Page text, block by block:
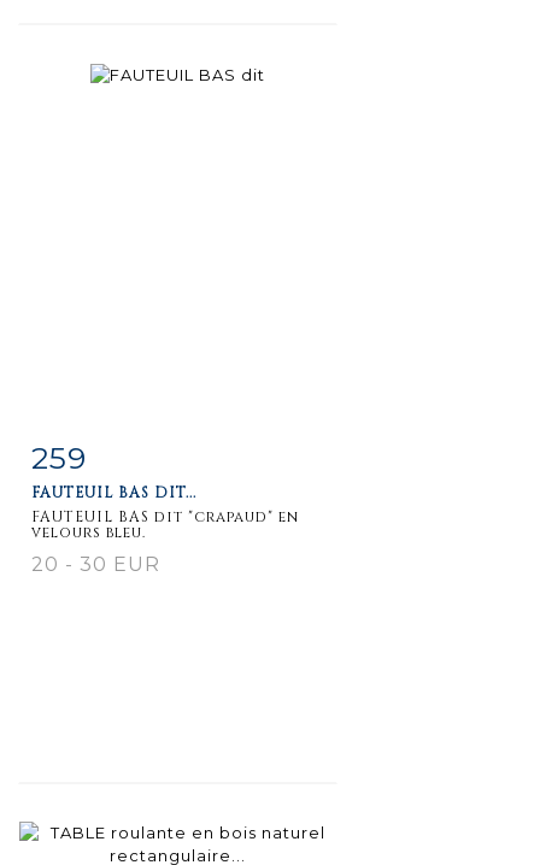
Item detail
259
FAUTEUIL BAS DIT...
FAUTEUIL BAS dit "crapaud" en
velours bleu.
20 - 30 EUR